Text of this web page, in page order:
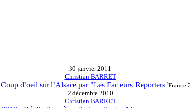
30 janvier 2011
Christian BARRET
d’oeil sur l’Alsace par "Les Facteurs-Reporters"France
2 décembre 2010
Christian BARRET